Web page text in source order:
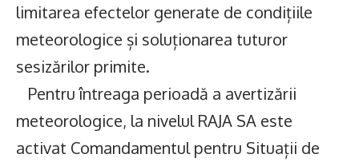
limitarea efectelor generate de condițiile
meteorologice și soluționarea tuturor
sesizărilor primite.
Pentru întreaga perioadă a avertizării
meteorologice, la nivelul RAJA SA este
activat Comandamentul pentru Situații de